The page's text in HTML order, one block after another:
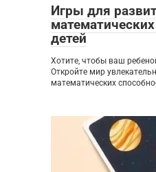
Игры для
детей
Хотите, чтобы ваш
Откройте мир
математических